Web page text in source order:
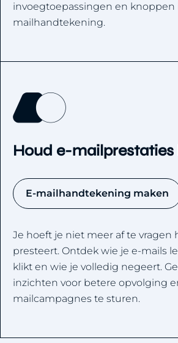
invoegtoepassingen en knoppen
mailhandtekening.
Houd e-mailprestaties
E-mailhandtekening maken
Je hoeft je niet meer af te vragen
presteert. Ontdek wie je e-mails
klikt en wie je volledig negeert.
inzichten voor betere opvolging
mailcampagnes te sturen.